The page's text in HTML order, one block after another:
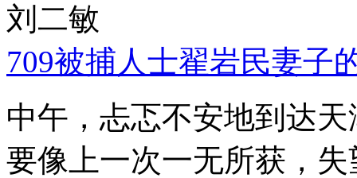
刘二敏
709被捕人士翟岩民妻子
中午，忐忑不安地到达
要像上一次一无所获，